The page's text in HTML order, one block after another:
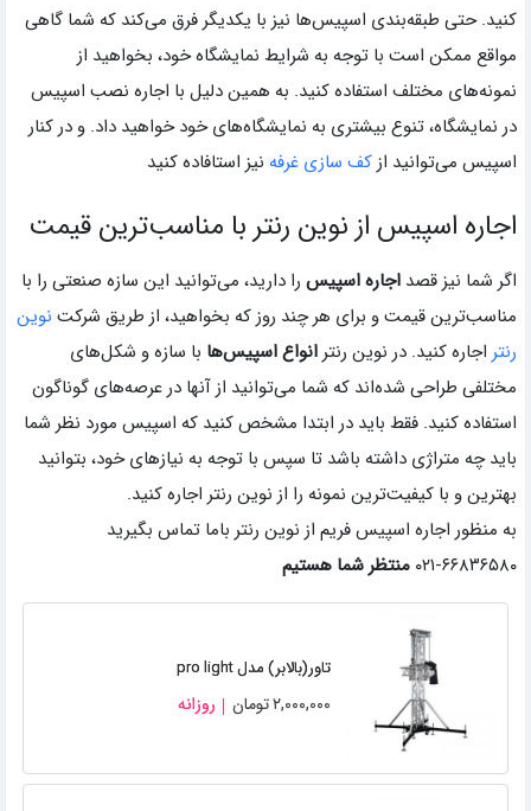
کنید. حتی طبقه‌بندی اسپیس‌ها نیز با یکدیگر فرق می‌کند که شما گاهی
مواقع ممکن است با توجه به شرایط نمایشگاه خود، بخواهید از
نمونه‌های مختلف استفاده کنید. به همین دلیل با اجاره نصب اسپیس
در نمایشگاه، تنوع بیشتری به نمایشگاه‌های خود خواهید داد. و در کنار
اسپیس می‌توانید ازکف سازی غرفه نیز استافاده کنید
اجاره اسپیس از نوین رنتر با مناسب‌ترین قیمت
اگر شما نیز قصد اجاره اسپیس را دارید، می‌توانید این سازه صنعتی را با
مناسب‌ترین قیمت و برای هر چند روز که بخواهید، از طریق شرکت نوین
رنتر اجاره کنید. در نوین رنترانواع اسپیس‌ها با سازه و شکل‌های
مختلفی طراحی شده‌اند که شما می‌توانید از آنها در عرصه‌های گوناگون
استفاده کنید. فقط باید در ابتدا مشخص کنید که اسپیس مورد نظر شما
باید چه متراژی داشته باشد تا سپس با توجه به نیازهای خود، بتوانید
بهترین و با کیفیت‌ترین نمونه را از نوین رنتر اجاره کنید.
به منظور اجاره اسپیس فریم از نوین رنتر باما تماس بگیرید
۶۶۸۳۶۵۸۰-۰۲۱
منتظر شما هستیم
تاور(بالابر) مدل pro light
۲,۰۰۰,۰۰۰تومان روزانه